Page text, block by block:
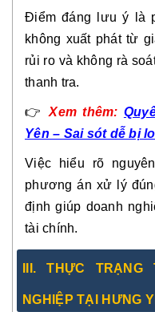
Điểm đáng lưu ý là
không xuất phát từ
rủi ro và không rà
thanh tra.
👉Xem thêm:
Yên – Sai sót dễ bị
Việc hiểu rõ
phương án xử lý
định giúp doanh
tài chính.
III. THỰC TRẠNG
NGHIỆP TẠI HƯNG